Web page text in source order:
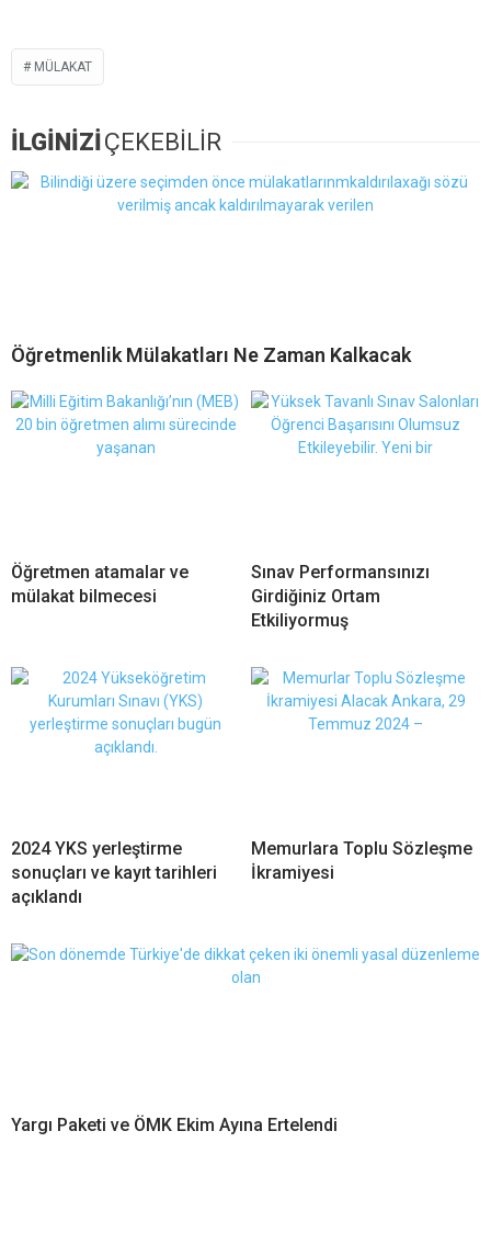
MÜLAKAT
İLGİNİZİÇEKEBİLİR
Öğretmenlik Mülakatları Ne Zaman Kalkacak
Öğretmen atamalar ve
mülakat bilmecesi
Sınav Performansınızı
Girdiğiniz Ortam
Etkiliyormuş
2024 YKS yerleştirme
sonuçları ve kayıt tarihleri
açıklandı
Memurlara Toplu Sözleşme
İkramiyesi
Yargı Paketi ve ÖMK Ekim Ayına Ertelendi